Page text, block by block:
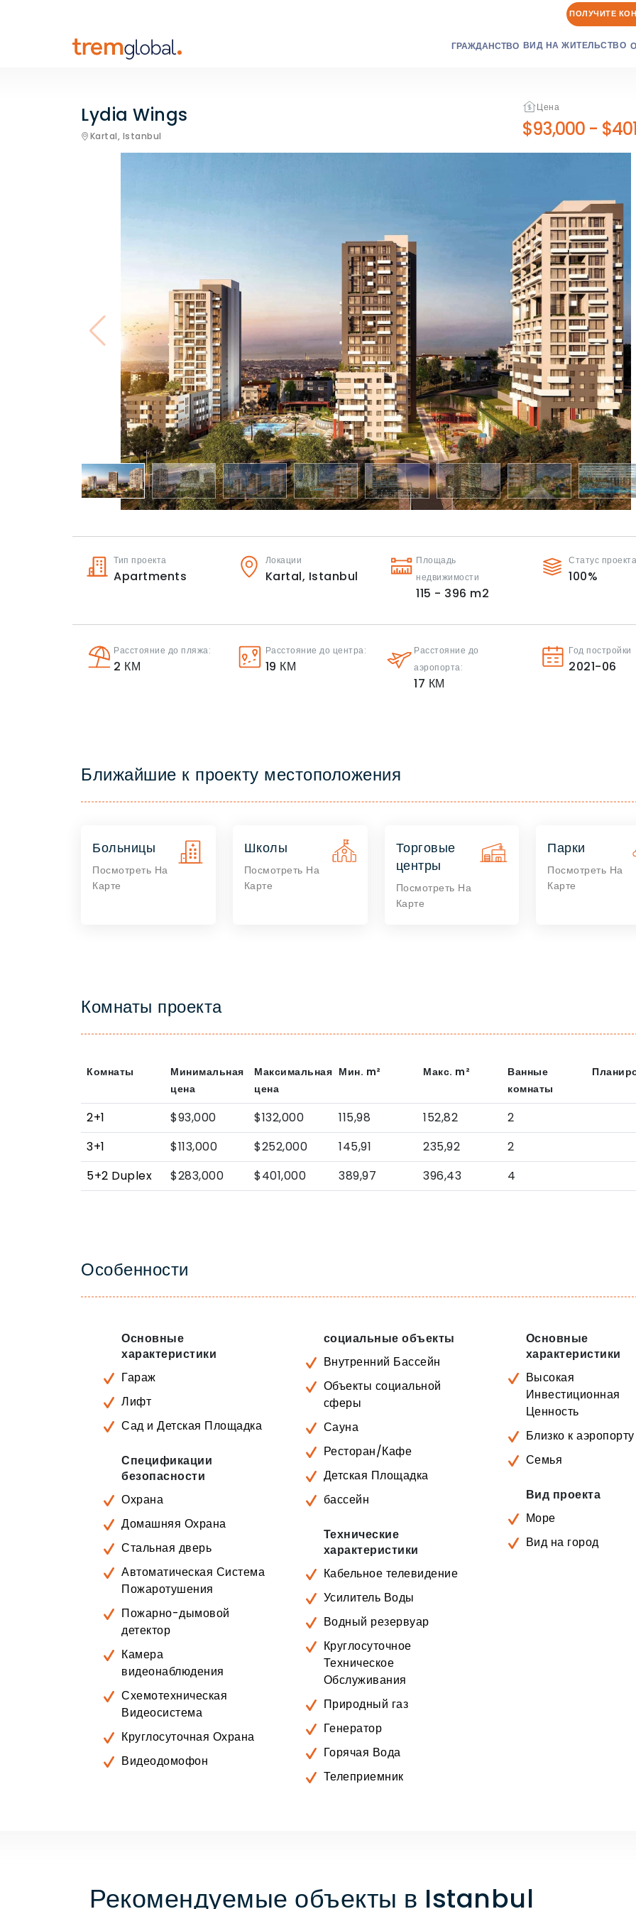
ПОЛУЧИТЕ
ГРАЖДАНСТВО ВИД НА ЖИТЕЛЬСТВО
Lydia Wings
Kartal, Istanbul
Цена
$93,000 -
Тип проекта
Apartments
Локации
Kartal, Istanbul
Площадь
недвижимости
115 - 396 m2
Статус
100%
Расстояние до пляжа:
2 КМ
Расстояние до центра:
19 КМ
Расстояние до
аэропорта:
17 КМ
Год постройки
2021-06
Ближайшие к проекту местоположения
Больницы
Посмотреть На
Карте
Школы
Посмотреть На
Карте
Торговые
центры
Посмотреть На
Карте
Парки
Посмотреть На
Карте
Комнаты проекта
Комнаты
Минимальная
цена
Максимальная
цена
Мин. m² Макс. m²
Ванные
комнаты
2+1 $93,000 $132,000 115,98 152,82
2
3+1
$113,000 $252,000 145,91 235,92
2
5+2 Duplex
$283,000 $401,000 389,97 396,43 4
Особенности
Основные
характеристики
Гараж
Лифт
Сад и Детская Площадка
Спецификации
безопасности
Охрана
Домашняя Охрана
Стальная дверь
Автоматическая Система
Пожаротушения
Пожарно-дымовой
детектор
Камера
видеонаблюдения
Схемотехническая
Видеосистема
Круглосуточная Охрана
Видеодомофон
социальные объекты
Внутренний Бассейн
Объекты социальной
сферы
Сауна
Ресторан/Кафе
Детская Площадка
бассейн
Технические
характеристики
Кабельное телевидение
Усилитель Воды
Водный резервуар
Круглосуточное
Техническое
Обслуживания
Природный газ
Генератор
Горячая Вода
Телеприемник
Основные
характеристики
Высокая
Инвестиционная
Ценность
Близко к аэропорту
Семья
Вид проекта
Море
Вид на город
Рекомендуемые объекты в Istanbul